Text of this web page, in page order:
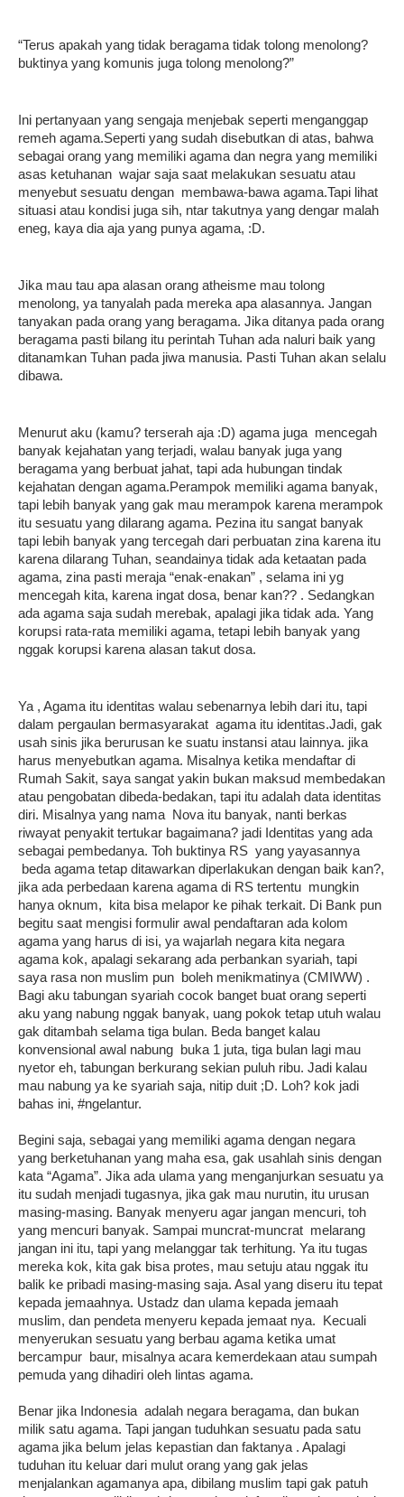
“Terus apakah yang tidak beragama tidak tolong menolong?
buktinya yang komunis juga tolong menolong?”
Ini pertanyaan yang sengaja menjebak seperti menganggap
remeh agama.Seperti yang sudah disebutkan di atas, bahwa
sebagai orang yang memiliki agama dan negra yang memiliki
asas ketuhanan wajar saja saat melakukan sesuatu atau
menyebut sesuatu dengan membawa-bawa agama.Tapi lihat
situasi atau kondisi juga sih, ntar takutnya yang dengar malah
eneg, kaya dia aja yang punya agama, :D.
Jika mau tau apa alasan orang atheisme mau tolong
menolong, ya tanyalah pada mereka apa alasannya. Jangan
tanyakan pada orang yang beragama. Jika ditanya pada orang
beragama pasti bilang itu perintah Tuhan ada naluri baik yang
ditanamkan Tuhan pada jiwa manusia. Pasti Tuhan akan selalu
dibawa.
Menurut aku (kamu? terserah aja :D) agama juga mencegah
banyak kejahatan yang terjadi, walau banyak juga yang
beragama yang berbuat jahat, tapi ada hubungan tindak
kejahatan dengan agama.Perampok memiliki agama banyak,
tapi lebih banyak yang gak mau merampok karena merampok
itu sesuatu yang dilarang agama. Pezina itu sangat banyak
tapi lebih banyak yang tercegah dari perbuatan zina karena itu
karena dilarang Tuhan, seandainya tidak ada ketaatan pada
agama, zina pasti meraja “enak-enakan” , selama ini yg
mencegah kita, karena ingat dosa, benar kan?? . Sedangkan
ada agama saja sudah merebak, apalagi jika tidak ada. Yang
korupsi rata-rata memiliki agama, tetapi lebih banyak yang
nggak korupsi karena alasan takut dosa.
Ya , Agama itu identitas walau sebenarnya lebih dari itu, tapi
dalam pergaulan bermasyarakat agama itu identitas.Jadi, gak
usah sinis jika berurusan ke suatu instansi atau lainnya. jika
harus menyebutkan agama. Misalnya ketika mendaftar di
Rumah Sakit, saya sangat yakin bukan maksud membedakan
atau pengobatan dibeda-bedakan, tapi itu adalah data identitas
diri. Misalnya yang nama Nova itu banyak, nanti berkas
riwayat penyakit tertukar bagaimana? jadi Identitas yang ada
sebagai pembedanya. Toh buktinya RS yang yayasannya
beda agama tetap ditawarkan diperlakukan dengan baik kan?,
jika ada perbedaan karena agama di RS tertentu mungkin
hanya oknum, kita bisa melapor ke pihak terkait. Di Bank pun
begitu saat mengisi formulir awal pendaftaran ada kolom
agama yang harus di isi, ya wajarlah negara kita negara
agama kok, apalagi sekarang ada perbankan syariah, tapi
saya rasa non muslim pun boleh menikmatinya (CMIWW) .
Bagi aku tabungan syariah cocok banget buat orang seperti
aku yang nabung nggak banyak, uang pokok tetap utuh walau
gak ditambah selama tiga bulan. Beda banget kalau
konvensional awal nabung buka 1 juta, tiga bulan lagi mau
nyetor eh, tabungan berkurang sekian puluh ribu. Jadi kalau
mau nabung ya ke syariah saja, nitip duit ;D. Loh? kok jadi
bahas ini, #ngelantur.
Begini saja, sebagai yang memiliki agama dengan negara
yang berketuhanan yang maha esa, gak usahlah sinis dengan
kata “Agama”. Jika ada ulama yang menganjurkan sesuatu ya
itu sudah menjadi tugasnya, jika gak mau nurutin, itu urusan
masing-masing. Banyak menyeru agar jangan mencuri, toh
yang mencuri banyak. Sampai muncrat-muncrat melarang
jangan ini itu, tapi yang melanggar tak terhitung. Ya itu tugas
mereka kok, kita gak bisa protes, mau setuju atau nggak itu
balik ke pribadi masing-masing saja. Asal yang diseru itu tepat
kepada jemaahnya. Ustadz dan ulama kepada jemaah
muslim, dan pendeta menyeru kepada jemaat nya. Kecuali
menyerukan sesuatu yang berbau agama ketika umat
bercampur baur, misalnya acara kemerdekaan atau sumpah
pemuda yang dihadiri oleh lintas agama.
Benar jika Indonesia adalah negara beragama, dan bukan
milik satu agama. Tapi jangan tuduhkan sesuatu pada satu
agama jika belum jelas kepastian dan faktanya . Apalagi
tuduhan itu keluar dari mulut orang yang gak jelas
menjalankan agamanya apa, dibilang muslim tapi gak patuh